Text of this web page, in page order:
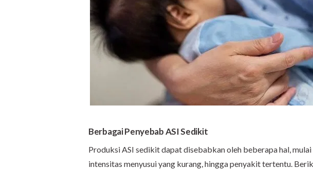
Berbagai Penyebab ASI Sedikit
Produksi ASI sedikit dapat disebabkan oleh beberapa hal,
intensitas menyusui yang kurang, hingga penyakit tertentu.